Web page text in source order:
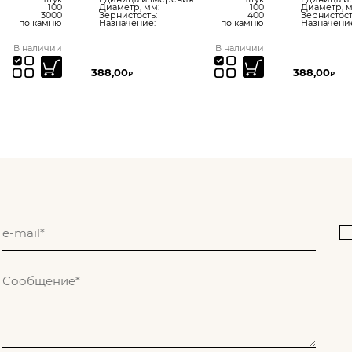
100
3000
по камню
В наличии
Диаметр, мм: 100
Зернистость: 400
Назначение: по камню
В наличии
388,00₽
Диаметр,
388,00₽